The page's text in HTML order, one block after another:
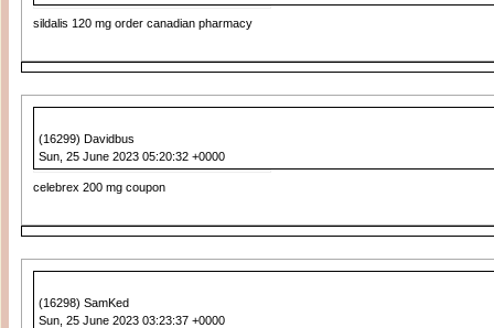
sildalis 120 mg order canadian pharmacy
(16299) Davidbus
Sun, 25 June 2023 05:20:32 +0000
celebrex 200 mg coupon
(16298) SamKed
Sun, 25 June 2023 03:23:37 +0000